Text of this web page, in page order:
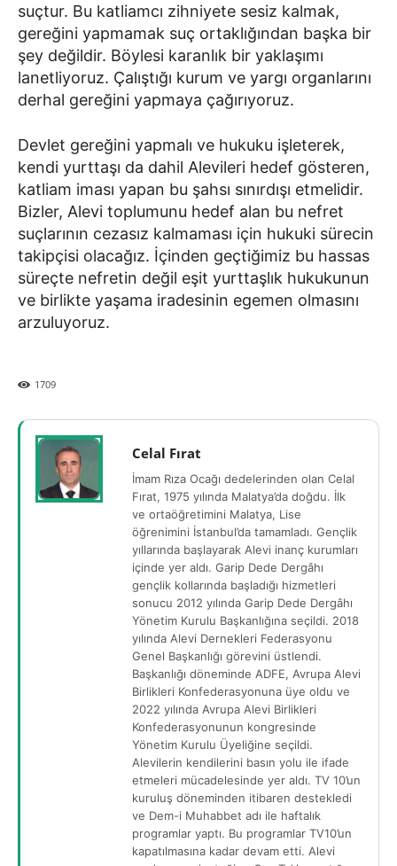
suçtur. Bu katliamcı zihniyete sesiz kalmak,
gereğini yapmamak suç ortaklığından başka bir
şey değildir. Böylesi karanlık bir yaklaşımı
lanetliyoruz. Çalıştığı kurum ve yargı organlarını
derhal gereğini yapmaya çağırıyoruz.
Devlet gereğini yapmalı ve hukuku işleterek,
kendi yurttaşı da dahil Alevileri hedef gösteren,
katliam iması yapan bu şahsı sınırdışı etmelidir.
Bizler, Alevi toplumunu hedef alan bu nefret
suçlarının cezasız kalmaması için hukuki sürecin
takipçisi olacağız. İçinden geçtiğimiz bu hassas
süreçte nefretin değil eşit yurttaşlık hukukunun
ve birlikte yaşama iradesinin egemen olmasını
arzuluyoruz.
1709
Celal Fırat
İmam Rıza Ocağı dedelerinden olan Celal
Fırat, 1975 yılında Malatya’da doğdu. İlk
ve ortaöğretimini Malatya, Lise
öğrenimini İstanbul’da tamamladı. Gençlik
yıllarında başlayarak Alevi inanç kurumları
içinde yer aldı. Garip Dede Dergâhı
gençlik kollarında başladığı hizmetleri
sonucu 2012 yılında Garip Dede Dergâhı
Yönetim Kurulu Başkanlığına seçildi. 2018
yılında Alevi Dernekleri Federasyonu
Genel Başkanlığı görevini üstlendi.
Başkanlığı döneminde ADFE, Avrupa Alevi
Birlikleri Konfederasyonuna üye oldu ve
2022 yılında Avrupa Alevi Birlikleri
Konfederasyonunun kongresinde
Yönetim Kurulu Üyeliğine seçildi.
Alevilerin kendilerini basın yolu ile ifade
etmeleri mücadelesinde yer aldı. TV 10’un
kuruluş döneminden itibaren destekledi
ve Dem-i Muhabbet adı ile haftalık
programlar yaptı. Bu programlar TV10’un
kapatılmasına kadar devam etti. Alevi